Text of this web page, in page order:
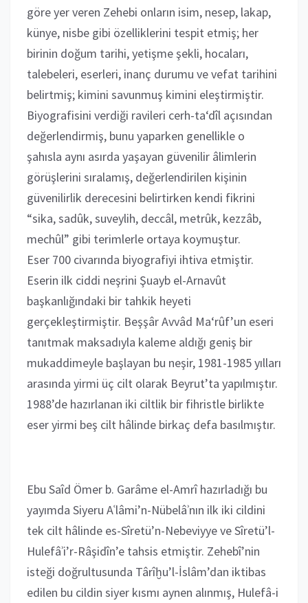
göre yer veren Zehebi onların isim, nesep, lakap,
künye, nisbe gibi özelliklerini tespit etmiş; her
birinin doğum tarihi, yetişme şekli, hocaları,
talebeleri, eserleri, inanç durumu ve vefat tarihini
belirtmiş; kimini savunmuş kimini eleştirmiştir.
Biyografisini verdiği ravileri cerh-ta‘dîl açısından
değerlendirmiş, bunu yaparken genellikle o
şahısla aynı asırda yaşayan güvenilir âlimlerin
görüşlerini sıralamış, değerlendirilen kişinin
güvenilirlik derecesini belirtirken kendi fikrini
“sika, sadûk, suveylih, deccâl, metrûk, kezzâb,
mechûl” gibi terimlerle ortaya koymuştur.
Eser 700 civarında biyografiyi ihtiva etmiştir.
Eserin ilk ciddi neşrini Şuayb el-Arnavût
başkanlığındaki bir tahkik heyeti
gerçekleştirmiştir. Beşşâr Avvâd Ma‘rûf’un eseri
tanıtmak maksadıyla kaleme aldığı geniş bir
mukaddimeyle başlayan bu neşir, 1981-1985 yılları
arasında yirmi üç cilt olarak Beyrut’ta yapılmıştır.
1988’de hazırlanan iki ciltlik bir fihristle birlikte
eser yirmi beş cilt hâlinde birkaç defa basılmıştır.
Ebu Saîd Ömer b. Garâme el-Amrî hazırladığı bu
yayımda Siyeru Aʿlâmi’n-Nübelâʾnın ilk iki cildini
tek cilt hâlinde es-Sîretü’n-Nebeviyye ve Sîretü’l-
Hulefâʾi’r-Râşidîn’e tahsis etmiştir. Zehebî’nin
isteği doğrultusunda Târîḫu’l-İslâm’dan iktibas
edilen bu cildin siyer kısmı aynen alınmış, Hulefâ-i